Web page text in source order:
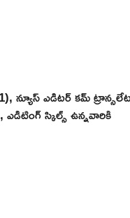
న్యూస్ ఎడిటర్ కమ్
స్కిల్స్ ఉన్నవారికి